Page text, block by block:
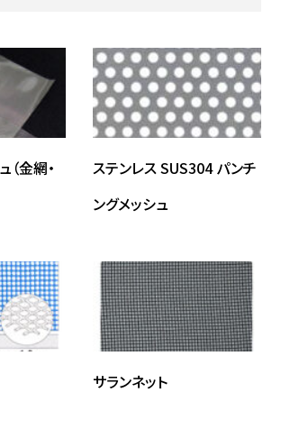
（金網・
ステンレス SUS304 パンチ
ングメッシュ
サランネット